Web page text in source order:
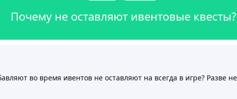
Почему не оставляют ивентовые квесты?
во время ивентов не оставляют на всегда в игре? Разве